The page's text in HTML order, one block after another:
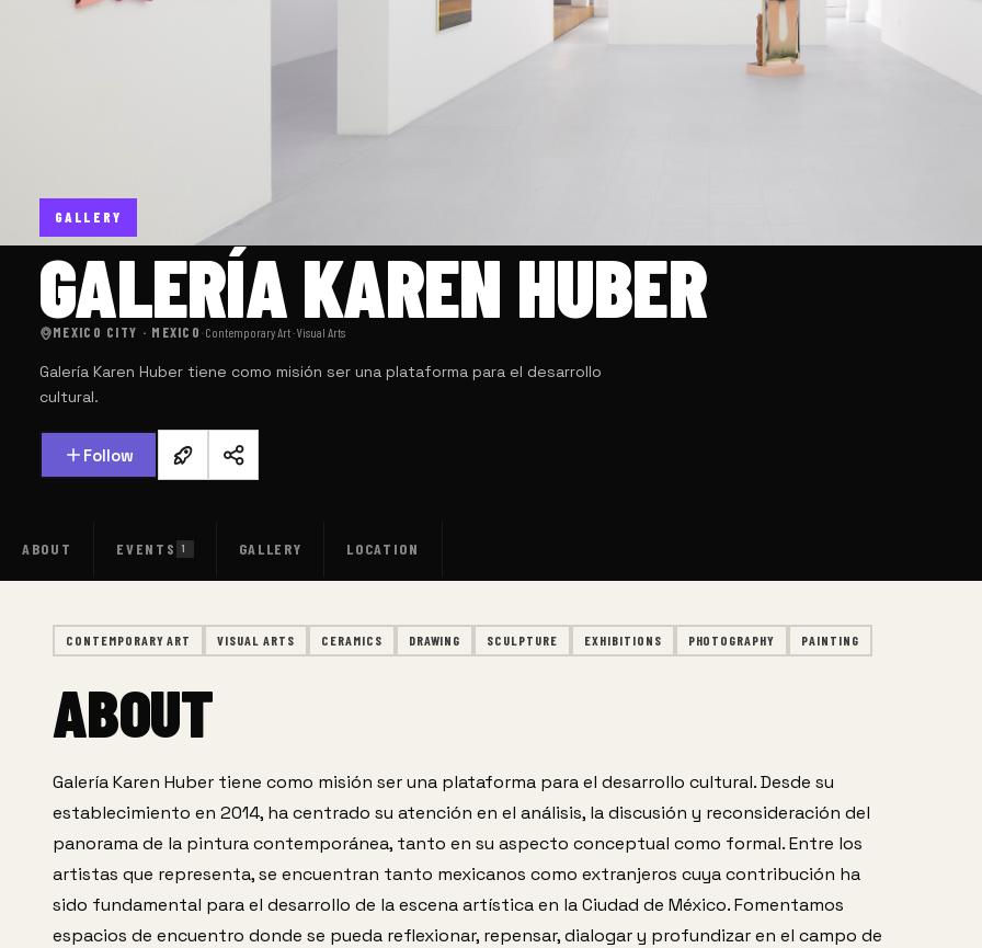
GALLERY
GALERÍA KAREN HUBER
MEXICO CITY · MEXICO·Contemporary Art · Visual Arts
Galería Karen Huber tiene como misión ser una plataforma para el desarrollo
cultural.
Follow
ABOUT EVENTS 1 GALLERY LOCATION
CONTEMPORARY ART VISUAL ARTS CERAMICS DRAWING SCULPTURE EXHIBITIONS PHOTOGRAPHY PAINTING
ABOUT
Galería Karen Huber tiene como misión ser una plataforma para el desarrollo cultural. Desde su
establecimiento en 2014, ha centrado su atención en el análisis, la discusión y reconsideración del
panorama de la pintura contemporánea, tanto en su aspecto conceptual como formal. Entre los
artistas que representa, se encuentran tanto mexicanos como extranjeros cuya contribución ha
sido fundamental para el desarrollo de la escena artística en la Ciudad de México. Fomentamos
espacios de encuentro donde se pueda reflexionar, repensar, dialogar y profundizar en el campo de